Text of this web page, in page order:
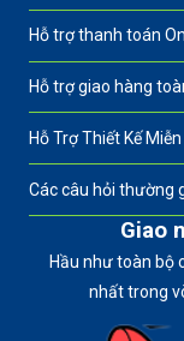
Hỗ trợ thanh toán
Hỗ trợ giao hàng
Hỗ Trợ Thiết Kế
Các câu hỏi thường
Giao
Hầu như toàn bộ
nhất trong